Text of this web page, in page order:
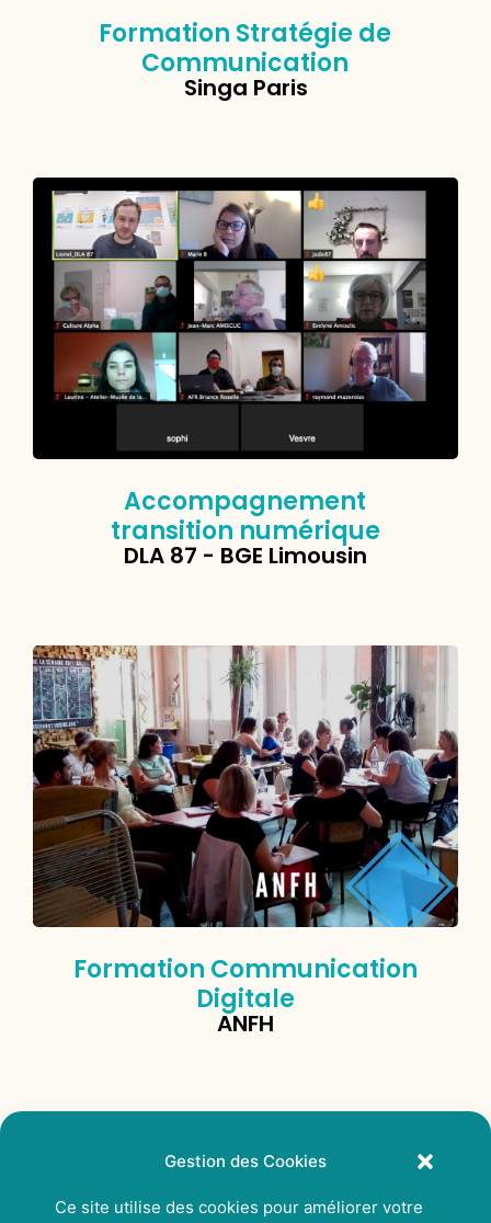
Gestion des Cookies
Ce site utilise des cookies pour améliorer votre
Formation Stratégie de
Communication
Singa Paris
Accompagnement
transition numérique
DLA 87 - BGE Limousin
Formation Communication
Digitale
ANFH